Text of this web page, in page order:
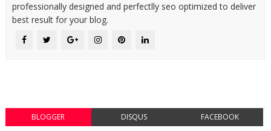
professionally designed and perfectlly seo optimized to deliver
best result for your blog.
BLOGGER DISQUS FACEBOOK